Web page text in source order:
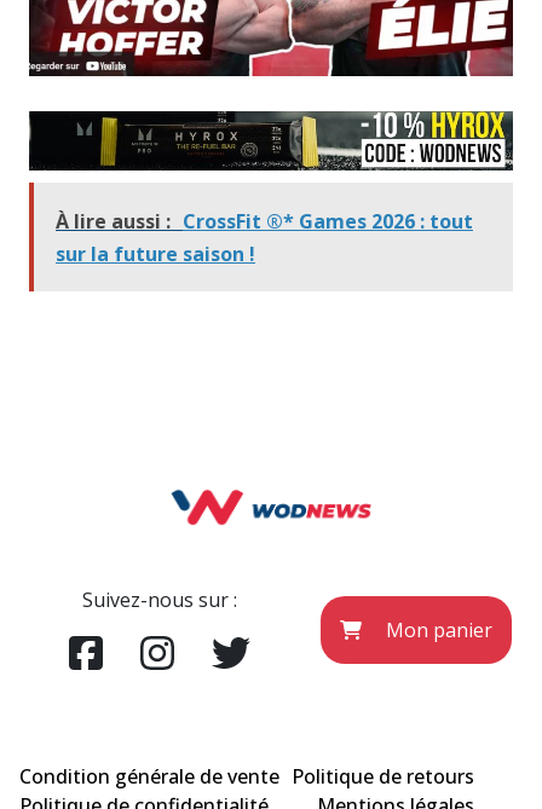
À lire aussi : CrossFit ®* Games 2026 : tout
sur la future saison !
Suivez-nous sur :
Mon panier
Condition générale de vente Politique de retours